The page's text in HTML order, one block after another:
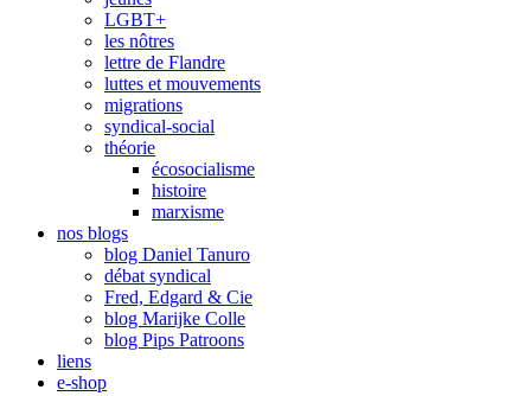
LGBT+
les nôtres
lettre de Flandre
luttes et mouvements
migrations
syndical-social
théorie
écosocialisme
histoire
marxisme
nos blogs
blog Daniel Tanuro
débat syndical
Fred, Edgard & Cie
blog Marijke Colle
blog Pips Patroons
liens
e-shop